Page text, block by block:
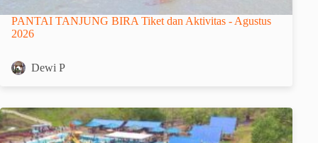
PANTAI TANJUNG BIRA Tiket dan Aktivitas - Agustus
2026
Dewi P